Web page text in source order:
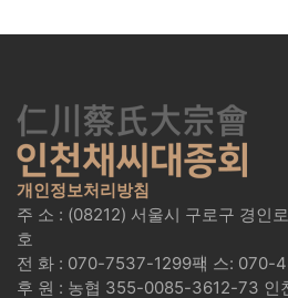
개인정보처리방침
주 소 : (08212) 서울시 구로구 경인
호
전 화 : 070-7537-1299팩 스: 070-
후 원 : 농협 355-0085-3612-73 인